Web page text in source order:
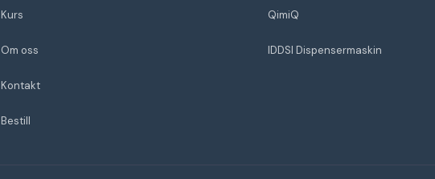
Kurs
Om oss
Kontakt
Bestill
QimiQ
IDDSI Dispensermaskin